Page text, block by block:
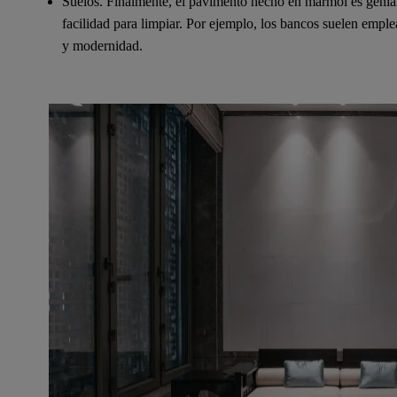
facilidad para limpiar. Por ejemplo, los bancos suelen
y modernidad.